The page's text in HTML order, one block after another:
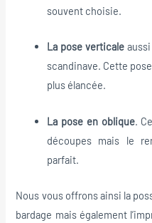
souvent choisie.
La pose verticale
scandinave. Cette
plus élancée.
La pose en oblique.
découpes mais le
parfait.
Nous vous offrons ainsi la
bardage mais également